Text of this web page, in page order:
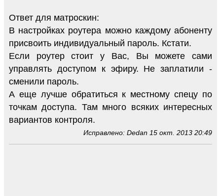
Ответ для матроскин:
В настройках роутера можно каждому абоненту
присвоить индивидуальный пароль. Кстати.
Если роутер стоит у Вас, Вы можете сами
управлять доступом к эфиру. Не заплатили -
сменили пароль.
А еще лучше обратиться к местному спецу по
точкам доступа. Там много всяких интересных
вариантов контроля.
Исправлено: Dedan 15 окт. 2013 20:49